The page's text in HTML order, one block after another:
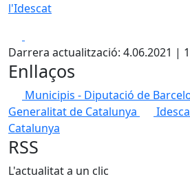
l'Idescat
Darrera actualització: 4.06.2021 |
Enllaços
Municipis - Diputació de
Generalitat de Catalunya
Catalunya
RSS
L'actualitat a un clic